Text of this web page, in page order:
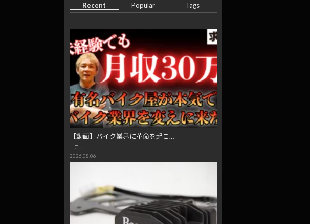
Recent Popular Tags
【動画】バイク業界に革命を起こ…
こ…
2026.08.06